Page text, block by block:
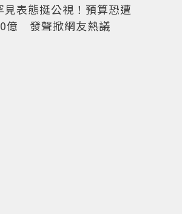
見表態挺公視！預算恐遭
億 發聲掀網友熱議